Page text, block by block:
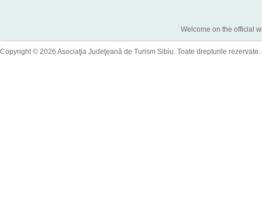
Welcome on the official
Copyright © 2026 Asociaţia Judeţeană de Turism Sibiu. Toate drepturile rezervate.